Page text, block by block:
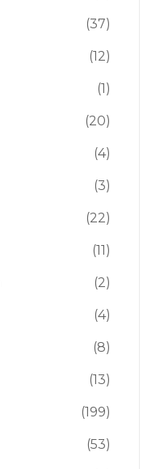
(37)
(12)
(1)
(20)
(4)
(3)
(22)
(11)
(2)
(4)
(8)
(13)
(199)
(53)